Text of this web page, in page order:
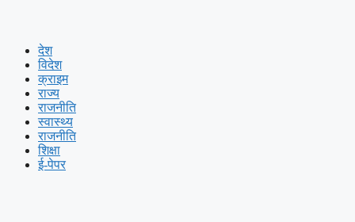
देश
विदेश
क्राइम
राज्य
राजनीति
स्वास्थ्य
राजनीति
शिक्षा
ई-पेपर